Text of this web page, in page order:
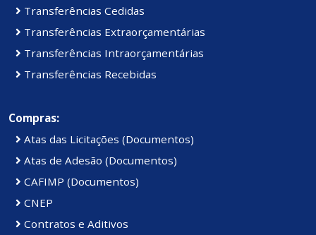
Transferências Cedidas
Transferências Extraorçamentárias
Transferências Intraorçamentárias
Transferências Recebidas
Compras:
Atas das Licitações (Documentos)
Atas de Adesão (Documentos)
CAFIMP (Documentos)
CNEP
Contratos e Aditivos